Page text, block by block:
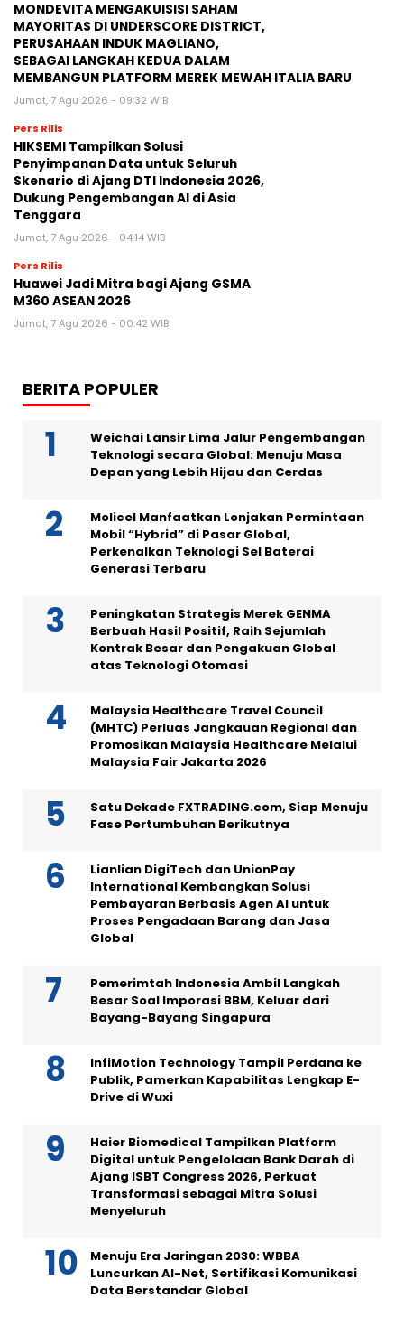
MONDEVITA MENGAKUISISI SAHAM
MAYORITAS DI UNDERSCORE DISTRICT,
PERUSAHAAN INDUK MAGLIANO,
SEBAGAI LANGKAH KEDUA DALAM
MEMBANGUN PLATFORM MEREK MEWAH ITALIA BARU
Jumat, 7 Agu 2026 - 09:32 WIB
Pers Rilis
HIKSEMI Tampilkan Solusi
Penyimpanan Data untuk Seluruh
Skenario di Ajang DTI Indonesia 2026,
Dukung Pengembangan AI di Asia
Tenggara
Jumat, 7 Agu 2026 - 04:14 WIB
Pers Rilis
Huawei Jadi Mitra bagi Ajang GSMA
M360 ASEAN 2026
Jumat, 7 Agu 2026 - 00:42 WIB
BERITA POPULER
Weichai Lansir Lima Jalur Pengembangan
Teknologi secara Global: Menuju Masa
Depan yang Lebih Hijau dan Cerdas
Molicel Manfaatkan Lonjakan Permintaan
Mobil “Hybrid” di Pasar Global,
Perkenalkan Teknologi Sel Baterai
Generasi Terbaru
Peningkatan Strategis Merek GENMA
Berbuah Hasil Positif, Raih Sejumlah
Kontrak Besar dan Pengakuan Global
atas Teknologi Otomasi
Malaysia Healthcare Travel Council
(MHTC) Perluas Jangkauan Regional dan
Promosikan Malaysia Healthcare Melalui
Malaysia Fair Jakarta 2026
Satu Dekade FXTRADING.com, Siap Menuju
Fase Pertumbuhan Berikutnya
Lianlian DigiTech dan UnionPay
International Kembangkan Solusi
Pembayaran Berbasis Agen AI untuk
Proses Pengadaan Barang dan Jasa
Global
Pemerimtah Indonesia Ambil Langkah
Besar Soal Imporasi BBM, Keluar dari
Bayang-Bayang Singapura
InfiMotion Technology Tampil Perdana ke
Publik, Pamerkan Kapabilitas Lengkap E-
Drive di Wuxi
Haier Biomedical Tampilkan Platform
Digital untuk Pengelolaan Bank Darah di
Ajang ISBT Congress 2026, Perkuat
Transformasi sebagai Mitra Solusi
Menyeluruh
Menuju Era Jaringan 2030: WBBA
Luncurkan AI-Net, Sertifikasi Komunikasi
Data Berstandar Global